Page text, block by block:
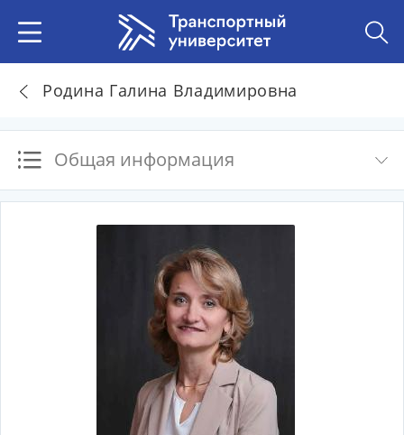
Родина Галина Владимировна
Общая информация